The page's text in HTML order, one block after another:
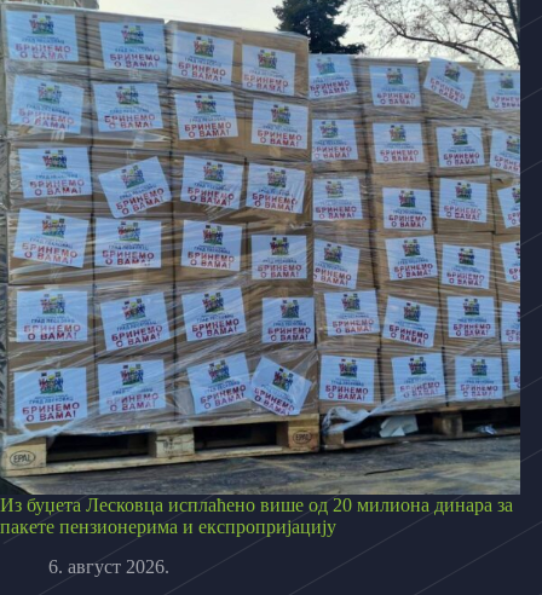
Из буџета Лесковца исплаћено више од 20 милиона динара за
пакете пензионерима и експропријацију
6. август 2026.